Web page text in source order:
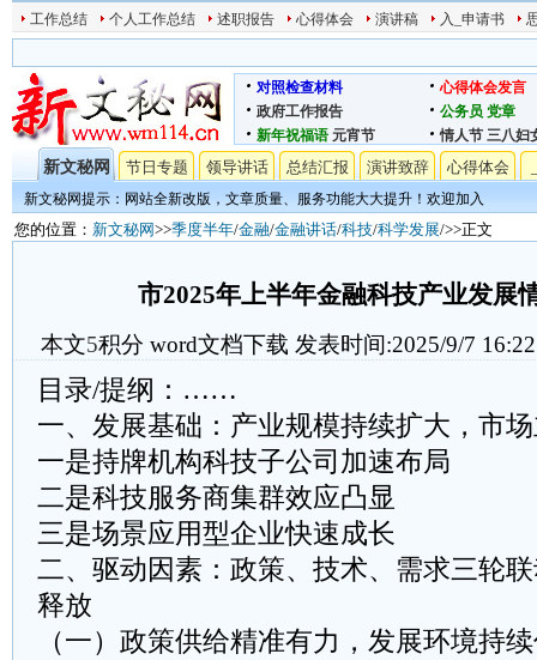
工作总结 个人工作总结 述职报告 心得体会 演讲稿 入_申请书
对照检查材料
心得体会发言
政府工作报告
公务员 党章
新年祝福语 元宵节 情人节 三八妇
新文秘网 节日专题 领导讲话 总结汇报 演讲致辞 心得体会
新文秘网提示：网站全新改版，文章质量、服务功能大大提升！欢迎加入
您的位置： 新文秘网>>季度半年/金融/金融讲话/科技/科学发展/>>正文
市2025年上半年金融科技产业发展
本文5积分 word文档下载 发表时间:2025/9/7
目录/提纲：……
一、发展基础：产业规模持续扩大，市
一是持牌机构科技子公司加速布局​​
二是科技服务商集群效应凸显​​
三是场景应用型企业快速成长​​
二、驱动因素：政策、技术、需求三轮
释放
（一）政策供给精准有力，发展环境持